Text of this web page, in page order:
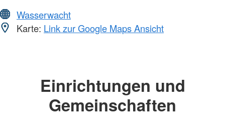
Wasserwacht
Karte: Link zur Google Maps Ansicht
Einrichtungen und
Gemeinschaften